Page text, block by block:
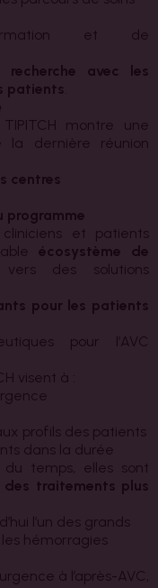
et de
avec les
patients
montre une
la dernière réunion
centres
programme
et patients
écosystème de
des solutions
pour les patients
pour l’AVC
visent à :
profils des patients
dans la durée
temps, elles sont
des traitements plus
l’un des grands
hémorragies
à l’après-AVC,